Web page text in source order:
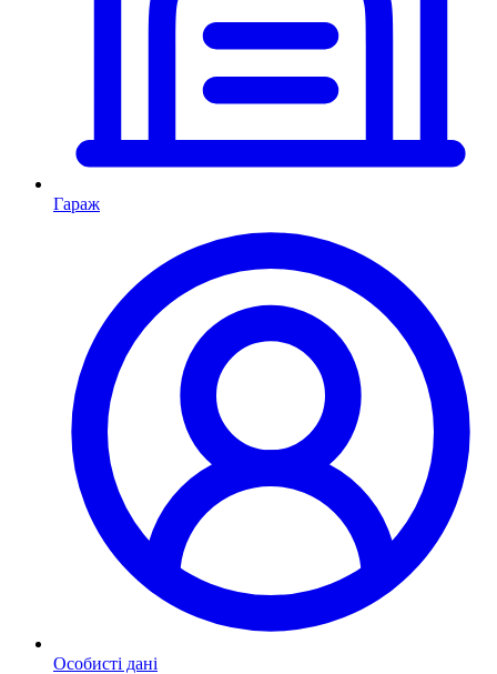
Гараж
Особисті дані